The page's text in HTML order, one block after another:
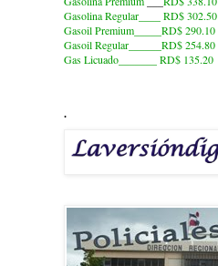
Gasolina Regular____ RD$ 302.50
Gasoil Premium_____RD$ 290.10
Gasoil Regular______RD$ 254.80
Gas Licuado_______
RD$ 135.20
.